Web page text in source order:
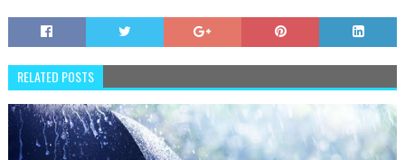
RELATED POSTS